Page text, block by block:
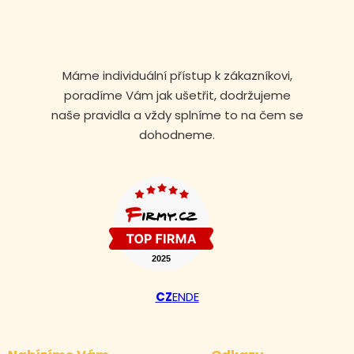
Máme individuální přístup k zákazníkovi,
poradíme Vám jak ušetřit, dodržujeme
naše pravidla a vždy splníme to na čem se
dohodneme.
CZENDE